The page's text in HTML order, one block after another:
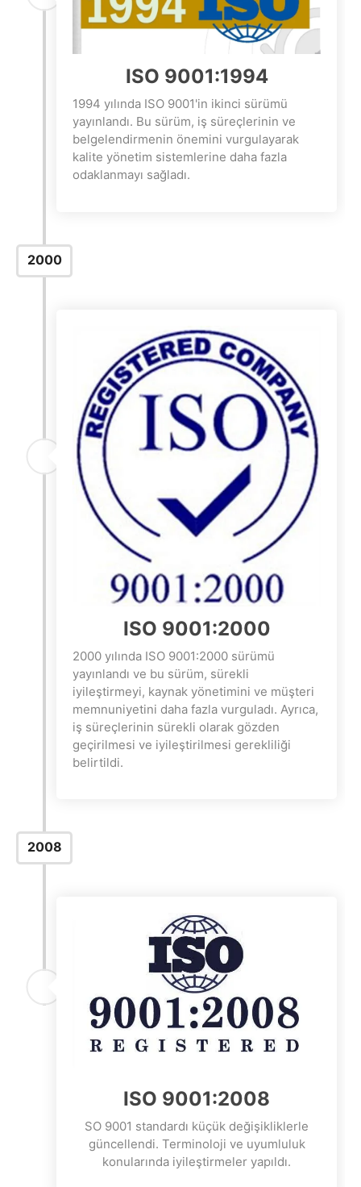
ISO 9001:1994
1994 yılında ISO 9001'in ikinci sürümü
yayınlandı. Bu sürüm, iş süreçlerinin ve
belgelendirmenin önemini vurgulayarak
kalite yönetim sistemlerine daha fazla
odaklanmayı sağladı.
2000
ISO 9001:2000
2000 yılında ISO 9001:2000 sürümü
yayınlandı ve bu sürüm, sürekli
iyileştirmeyi, kaynak yönetimini ve müşteri
memnuniyetini daha fazla vurguladı. Ayrıca,
iş süreçlerinin sürekli olarak gözden
geçirilmesi ve iyileştirilmesi gerekliliği
belirtildi.
2008
ISO 9001:2008
SO 9001 standardı küçük değişikliklerle
güncellendi. Terminoloji ve uyumluluk
konularında iyileştirmeler yapıldı.